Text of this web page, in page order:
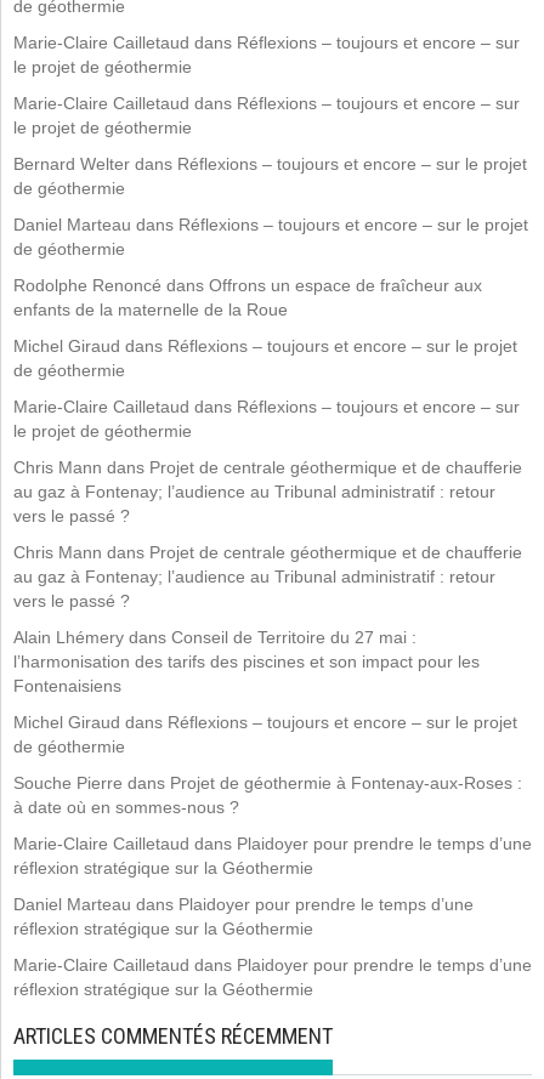
de géothermie
Marie-Claire Cailletaud dans Réflexions – toujours et encore – sur
le projet de géothermie
Marie-Claire Cailletaud dans Réflexions – toujours et encore – sur
le projet de géothermie
Bernard Welter dans Réflexions – toujours et encore – sur le projet
de géothermie
Daniel Marteau dans Réflexions – toujours et encore – sur le projet
de géothermie
Rodolphe Renoncé dans Offrons un espace de fraîcheur aux
enfants de la maternelle de la Roue
Michel Giraud dans Réflexions – toujours et encore – sur le projet
de géothermie
Marie-Claire Cailletaud dans Réflexions – toujours et encore – sur
le projet de géothermie
Chris Mann dans Projet de centrale géothermique et de chaufferie
au gaz à Fontenay; l’audience au Tribunal administratif : retour
vers le passé ?
Chris Mann dans Projet de centrale géothermique et de chaufferie
au gaz à Fontenay; l’audience au Tribunal administratif : retour
vers le passé ?
Alain Lhémery dans Conseil de Territoire du 27 mai :
l’harmonisation des tarifs des piscines et son impact pour les
Fontenaisiens
Michel Giraud dans Réflexions – toujours et encore – sur le projet
de géothermie
Souche Pierre dans Projet de géothermie à Fontenay-aux-Roses :
à date où en sommes-nous ?
Marie-Claire Cailletaud dans Plaidoyer pour prendre le temps d’une
réflexion stratégique sur la Géothermie
Daniel Marteau dans Plaidoyer pour prendre le temps d’une
réflexion stratégique sur la Géothermie
Marie-Claire Cailletaud dans Plaidoyer pour prendre le temps d’une
réflexion stratégique sur la Géothermie
ARTICLES COMMENTÉS RÉCEMMENT